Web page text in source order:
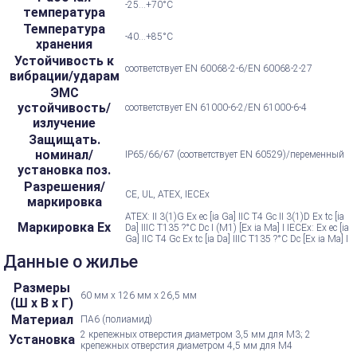
температура
-25...+70°С
Температура
хранения
-40...+85°С
Устойчивость к
вибрации/ударам
соответствует EN 60068-2-6/EN 60068-2-27
ЭМС
устойчивость/
излучение
соответствует EN 61000-6-2/EN 61000-6-4
Защищать.
номинал/
установка поз.
IP65/66/67 (соответствует EN 60529)/переменный
Разрешения/
маркировка
CE, UL, ATEX, IECEx
Маркировка Ex
ATEX: II 3(1)G Ex ec [ia Ga] IIC T4 Gc II 3(1)D Ex tc [ia
Da] IIIC T135 ?°C Dc I (M1) [Ex ia Ma] I IECEx: Ex ec [ia
Ga] IIC T4 Gc Ex tc [ia Da] IIIC T135 ?°C Dc [Ex ia Ma] I
Данные о жилье
Размеры
(Ш х В х Г)
60 мм х 126 мм х 26,5 мм
Материал ПА6 (полиамид)
Установка 2 крепежных отверстия диаметром 3,5 мм для М3; 2
крепежных отверстия диаметром 4,5 мм для M4